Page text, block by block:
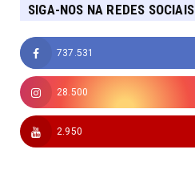
SIGA-NOS NA REDES SOCIAIS
737.531
28.500
2.950